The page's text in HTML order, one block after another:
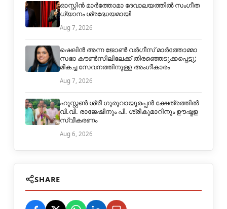
ഓസ്റ്റിൻ മാർത്തോമാ ദേവാലയത്തിൽ സംഗീത
ധ്യാനം ശ്രദ്ധേയമായി
Aug 7, 2026
ഷെലിൻ അന്ന ജോൺ വർഗീസ് മാർത്തോമ്മാ
സഭാ കൗൺസിലിലേക്ക് തിരഞ്ഞെടുക്കപ്പെട്ടു;
മികച്ച സേവനത്തിനുള്ള അംഗീകാരം
Aug 7, 2026
ഹൂസ്റ്റൺ ശ്രീ ഗുരുവായൂരപ്പൻ ക്ഷേത്രത്തിൽ
വി.വി. രാജേഷിനും പി. ശ്രീകുമാറിനും ഊഷ്മള
സ്വീകരണം
Aug 6, 2026
SHARE